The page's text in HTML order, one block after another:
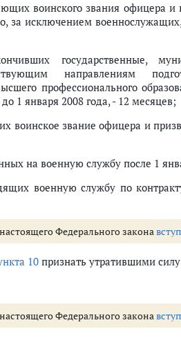
воинского звания офицера
за исключением
государственные,
направлениям
профессионального
1 января 2008 года, - 12 месяцев;
воинское звание офицера и
на военную службу после 1
военную службу по
Федерального закона
10признать утратившими
Федерального закона